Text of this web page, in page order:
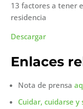
13 factores a tener
residencia
Descargar
Enlaces
Nota de prensa
Cuidar, cuidarse